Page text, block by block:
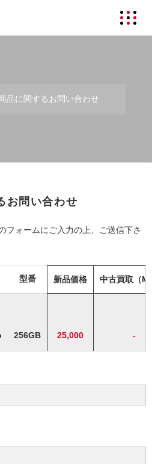
品に関するお問い合わせ
お問い合わせ
フォームにご入力の上、ご送信下さ
型番 新品価格 中古買取（
256GB 25,000 -